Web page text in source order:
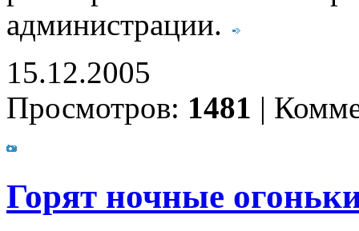
администрации.
15.12.2005
Просмотров: 1481 |
Горят ночные